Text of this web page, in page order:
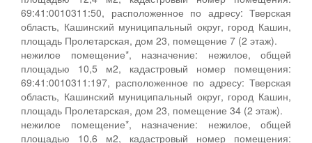
69:41:0010311:50, расположенное по адресу: Тверская
область, Кашинский муниципальный округ, город Кашин,
площадь Пролетарская, дом 23, помещение 7 (2 этаж).
нежилое помещение*, назначение: нежилое, общей
площадью 10,5 м2, кадастровый номер помещения:
69:41:0010311:197, расположенное по адресу: Тверская
область, Кашинский муниципальный округ, город Кашин,
площадь Пролетарская, дом 23, помещение 34 (2 этаж).
нежилое помещение*, назначение: нежилое, общей
площадью 10,6 м2, кадастровый номер помещения: